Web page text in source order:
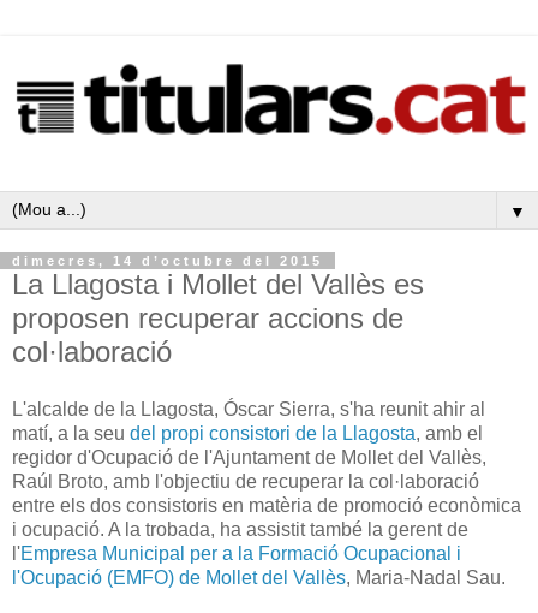
▼
dimecres, 14 d’octubre del 2015
La Llagosta i Mollet del Vallès es
proposen recuperar accions de
col·laboració
L'alcalde de la Llagosta, Óscar Sierra, s'ha reunit ahir al
matí, a la seu del propi consistori de la Llagosta, amb el
regidor d'Ocupació de l'Ajuntament de Mollet del Vallès,
Raúl Broto, amb l'objectiu de recuperar la col·laboració
entre els dos consistoris en matèria de promoció econòmica
i ocupació. A la trobada, ha assistit també la gerent de
l'Empresa Municipal per a la Formació Ocupacional i
l'Ocupació (EMFO) de Mollet del Vallès, Maria-Nadal Sau.